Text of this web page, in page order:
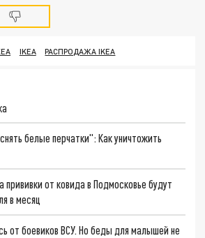
IKEA РАСПРОДАЖА IKEA
белые перчатки": Как уничтожить
прививки от ковида в Подмосковье будут
в месяц
от боевиков ВСУ. Но беды для малышей не